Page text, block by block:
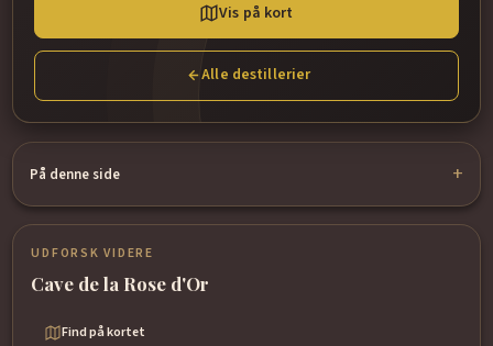
Vis på kort
Alle destillerier
På denne side
UDFORSK VIDERE
Cave de la Rose d'Or
Find på kortet